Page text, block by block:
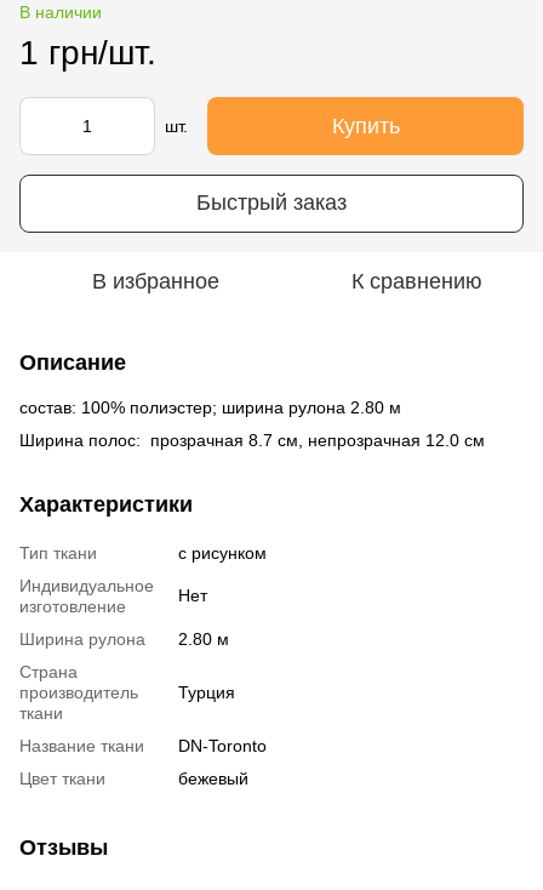
В наличии
1 грн/шт.
шт. Купить
Быстрый заказ
В избранное К сравнению
Описание
состав: 100% полиэстер; ширина рулона 2.80 м
Ширина полос: прозрачная 8.7 см, непрозрачная 12.0 см
Характеристики
Тип ткани
с рисунком
Индивидуальное
изготовление
Нет
Ширина рулона
2.80 м
Страна
производитель
ткани
Турция
Название ткани
DN-Toronto
Цвет ткани
бежевый
Отзывы